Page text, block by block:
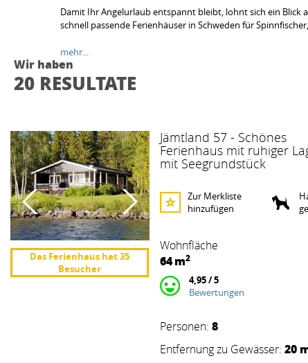
Damit Ihr Angelurlaub entspannt bleibt, lohnt sich ein Blick
schnell passende Ferienhäuser in Schweden für
mehr...
Wir haben
20 RESULTATE
Jämtland 57 - Schönes
Ferienhaus mit ruhiger
mit Seegrundstück
Das Ferienhaus hat 35
Besucher
Zur Merkliste
hinzufügen
Wohnfläche
64m2
4,95 / 5
Bewertungen
Personen: 8
Entfernung zu Gewässer: 20